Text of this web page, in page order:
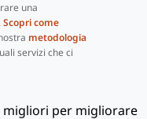
una
Scopri come
metodologia
servizi che ci
migliori per migliorare